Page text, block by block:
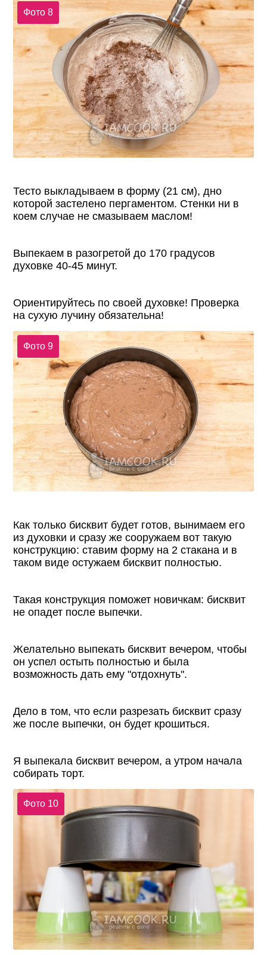
Фото 8
Тесто выкладываем в форму (21 см), дно
которой застелено пергаментом. Стенки ни в
коем случае не смазываем маслом!
Выпекаем в разогретой до 170 градусов
духовке 40-45 минут.
Ориентируйтесь по своей духовке! Проверка
на сухую лучину обязательна!
Фото 9
Как только бисквит будет готов, вынимаем его
из духовки и сразу же сооружаем вот такую
конструкцию: ставим форму на 2 стакана и в
таком виде остужаем бисквит полностью.
Такая конструкция поможет новичкам: бисквит
не опадет после выпечки.
Желательно выпекать бисквит вечером, чтобы
он успел остыть полностью и была
возможность дать ему "отдохнуть".
Дело в том, что если разрезать бисквит сразу
же после выпечки, он будет крошиться.
Я выпекала бисквит вечером, а утром начала
собирать торт.
Фото 10